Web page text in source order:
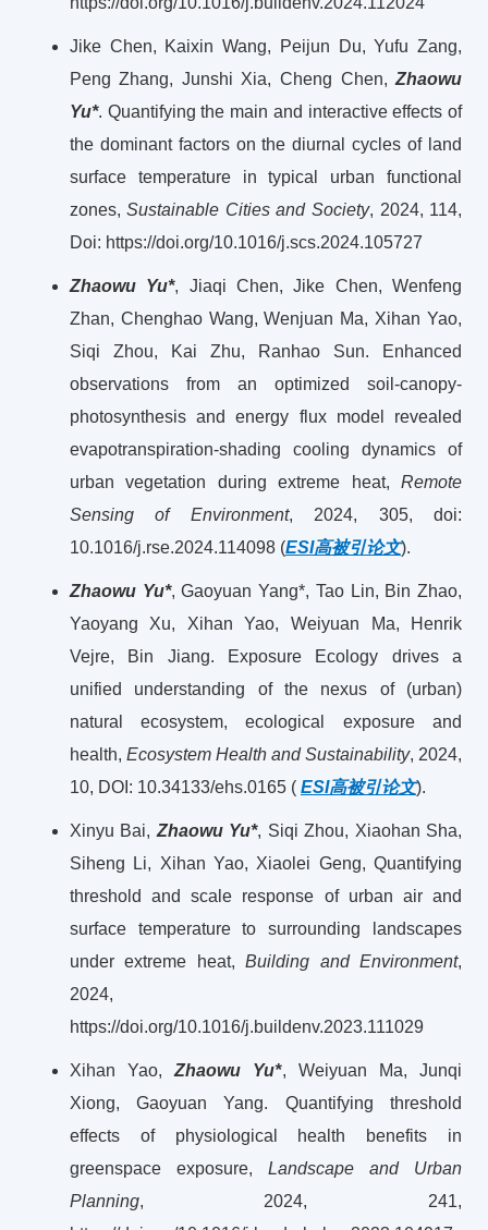
Jike Chen, Kaixin Wang, Peijun Du, Yufu Zang,
Peng Zhang, Junshi Xia, Cheng Chen,Zhaowu
Yu*. Quantifying the main and interactive effects of
the dominant factors on the diurnal cycles of land
surface temperature in typical urban functional
zones,Sustainable Cities and Society, 2024, 114,
Doi: https://doi.org/10.1016/j.scs.2024.105727
Zhaowu Yu*, Jiaqi Chen, Jike Chen, Wenfeng
Zhan, Chenghao Wang, Wenjuan Ma, Xihan Yao,
Siqi Zhou, Kai Zhu, Ranhao Sun. Enhanced
observations from an optimized soil-canopy-
photosynthesis and energy flux model revealed
evapotranspiration-shading cooling dynamics of
urban vegetation during extreme heat,Remote
Sensing of Environment, 2024, 305, doi:
10.1016/j.rse.2024.114098 (ESI高被引论文).
Zhaowu Yu*, Gaoyuan Yang*, Tao Lin, Bin Zhao,
Yaoyang Xu, Xihan Yao, Weiyuan Ma, Henrik
Vejre, Bin Jiang. Exposure Ecology drives a
unified understanding of the nexus of (urban)
natural ecosystem, ecological exposure and
health, Ecosystem Health and Sustainability, 2024,
10, DOI: 10.34133/ehs.0165 ( ESI高被引论文).
Xinyu Bai,Zhaowu Yu*, Siqi Zhou, Xiaohan Sha,
Siheng Li, Xihan Yao, Xiaolei Geng, Quantifying
threshold and scale response of urban air and
surface temperature to surrounding landscapes
under extreme heat,Building and Environment,
2024,
https://doi.org/10.1016/j.buildenv.2023.111029
Xihan Yao,Zhaowu Yu*, Weiyuan Ma, Junqi
Xiong, Gaoyuan Yang. Quantifying threshold
effects of physiological health benefits in
greenspace exposure, Landscape and Urban
Planning, 2024, 241,